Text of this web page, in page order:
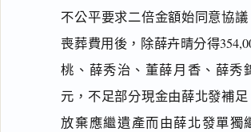
不公平要求二倍金額始同意協
喪葬費用後，除薛卉晴分得
桃、薛秀治、董薛月香、薛秀
元，不足部分現金由薛北發補
放棄應繼遺產而由薛北發單獨